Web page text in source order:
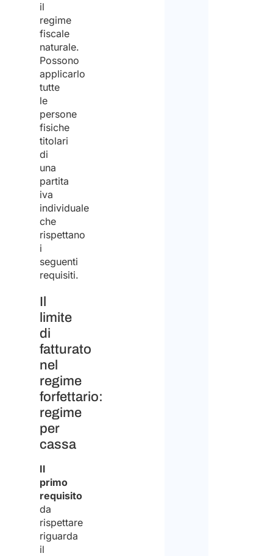
il
regime
fiscale
naturale.
Possono
applicarlo
tutte
le
persone
fisiche
titolari
di
una
partita
iva
individuale
che
rispettano
i
seguenti
requisiti.
Il
limite
di
fatturato
nel
regime
forfettario:
regime
per
cassa
Il
primo
requisito
da
rispettare
riguarda
il